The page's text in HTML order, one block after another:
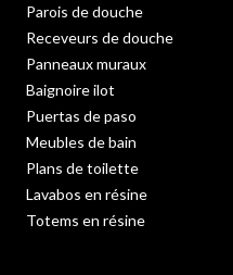
Parois de douche
Receveurs de douche
Panneaux muraux
Baignoire ilot
Puertas de paso
Meubles de bain
Plans de toilette
Lavabos en résine
Totems en résine